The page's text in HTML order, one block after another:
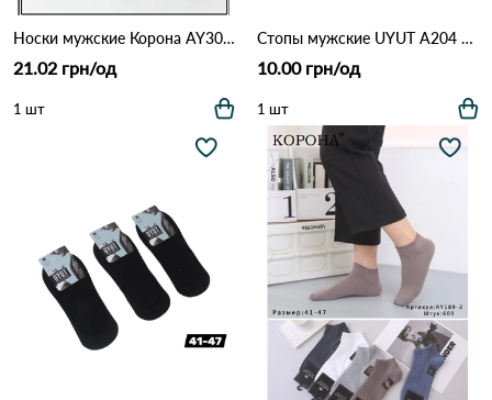
Носки мужские Корона AY306-7 Различные цвета
21.02 грн/од
1 шт
Стопы мужские UYUT A204 Белый
10.00 грн/од
1 шт